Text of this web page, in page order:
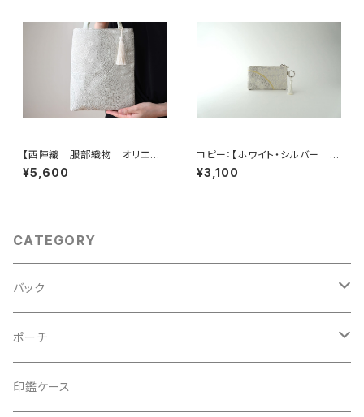
【西陣織 服部織物 オリエン
ト更紗 華紋様 薄グリーン・シ
ルバー シルク帯リメイク ミニ
¥5,600
コピー：【ホワイト・シルバー シ
ルク帯 リメイク バッグチャー
ム型ミニポーチ】カードケース、
¥3,100
CATEGORY
バック
2Wayクラッチバッグ＆ハンドバッグ
ハンドバッグ・ショルダーバッグ
ポーチ
コロンとした大容量コスメポーチ
印鑑ケース